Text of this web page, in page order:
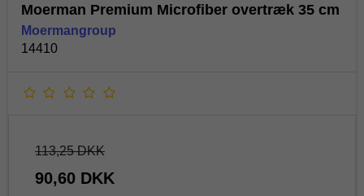
Moerman Premium Microfiber overtræk 35 cm
Moermangroup
14410
113,25 DKK
90,60 DKK